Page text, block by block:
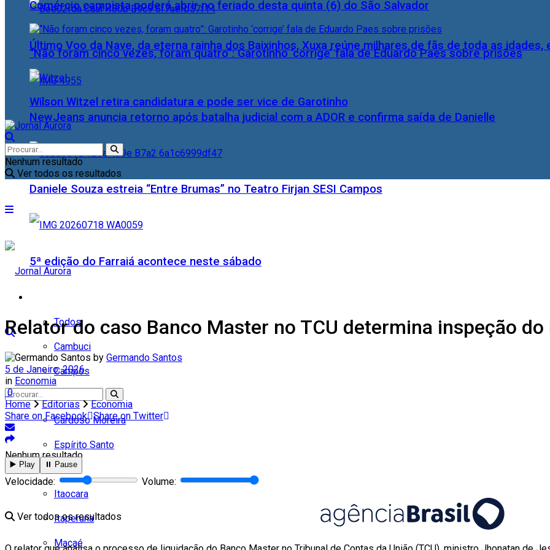
Último Voo da Nave, da eterna rainha dos Baixinhos, Xuxa reúne milhares de fãs de toda as idades,
NewJeans anuncia retorno após batalha judicial com a ADOR e confirma saída de Danielle
Daniele Souza estreia “Entre Brumas” no Teatro Firjan SESI Campos
5ª edição do Farraiá acontece neste sábado
Todos
Cambuci
Campos
Cardoso Moreira
Espírito Santo
Italva
Itaocara
Itaperuna
Macaé
Comércio campista poderá abrir no feriado desta quinta (6) do São Salvador
“Não foram cinco vezes, foram quatro”: Garotinho ‘corrige’ fala de Eduardo Paes sobre prisões
Wilson Witzel retira candidatura e pode ser vice de Garotinho
Nenhum resultado
Ver todos os resultados
Nenhum resultado
Ver todos os resultados
Relator do caso Banco Master no TCU determina inspeção do
by Germando Santos
5 de Janeiro, 2026
in Economia
0
Home
Editorias
Economia
Share on Facebook Share on Twitter
▶️ Play ⏸️ Pause
Velocidade: Volume: